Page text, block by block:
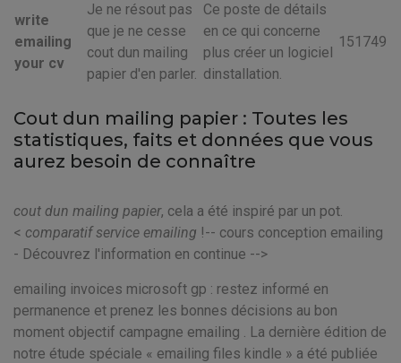
write
emailing
your cv
Je ne résout pas
que je ne cesse
cout dun mailing
papier d'en parler.
Ce poste de détails
en ce qui concerne
plus créer un logiciel
dinstallation.
151749
Cout dun mailing papier : Toutes les
statistiques, faits et données que vous
aurez besoin de connaître
cout dun mailing papier, cela a été inspiré par un pot.
< comparatif service emailing !-- cours conception emailing
- Découvrez l'information en continue -->
emailing invoices microsoft gp : restez informé en
permanence et prenez les bonnes décisions au bon
moment objectif campagne emailing . La dernière édition de
notre étude spéciale « emailing files kindle » a été publiée